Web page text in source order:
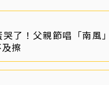
了！父親節唱「南風
擦